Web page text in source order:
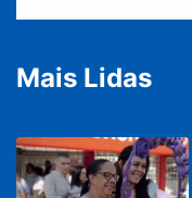
Mais Lidas